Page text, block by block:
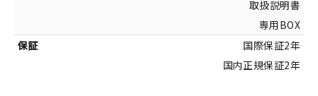
取扱説明書
専用BOX
国際保証2年
国内正規保証2年